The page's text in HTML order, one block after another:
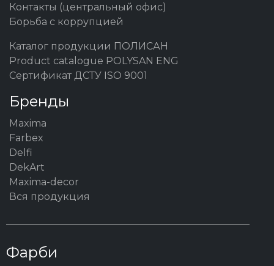
Контакты (центральный офис)
Борьба с коррупцией
Каталог продукции ПОЛИСАН
Product catalogue POLYSAN ENG
Сертификат ДСТУ ISO 9001
Бренды
Maxima
Farbex
Delfi
DekArt
Maxima-decor
Вся продукция
Фарби